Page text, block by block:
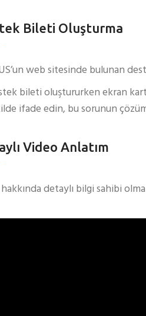
Bileti Oluşturma
web sitesinde bulunan
bileti oluştururken ekran
ifade edin, bu sorunun
Video Anlatım
detaylı bilgi sahibi